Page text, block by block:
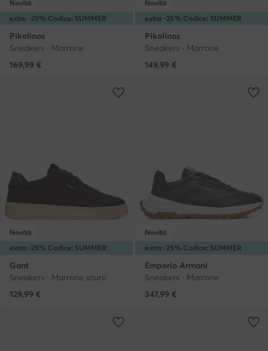
extra -25% Codice: SUMMER
Novità
Pikolinos
Sneakers · Marrone
169,99 €
extra -25% Codice: SUMMER
Novità
Pikolinos
Sneakers · Marrone
149,99 €
extra -25% Codice: SUMMER
Novità
Gant
Sneakers · Marrone scuro
129,99 €
extra -25% Codice: SUMMER
Novità
Emporio Armani
Sneakers · Marrone
347,99 €